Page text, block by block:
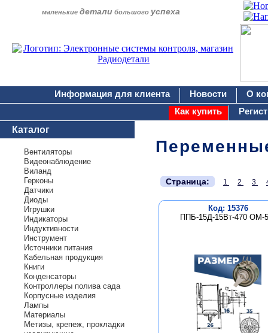
маленькие детали большого успеха
Информация для клиента Новости
О
Как купить
Каталог
Вентиляторы
Видеонаблюдение
Виланд
Герконы
Датчики
Диоды
Игрушки
Индикаторы
Индуктивности
Инструмент
Источники питания
Кабельная продукция
Книги
Конденсаторы
Контроллеры полива сада
Корпусные изделия
Лампы
Материалы
Метизы, крепеж, прокладки
Страница:
1 2 3
Код: 15376
ППБ-15Д-15Вт-470 ОМ-